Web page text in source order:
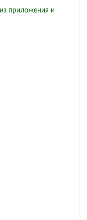
приложения и